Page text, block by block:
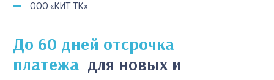
ООО «КИТ.ТК»
До 60 дней отсрочка
платежа для новых и